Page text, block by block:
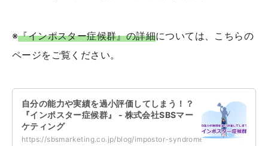
※『インポスター症候群』の詳細については、こちらの
ページをご覧ください。
自分の能力や実績を過小評価してしまう！？
『インポスター症候群』 - 株式会社SBSマー
ケティング
https://sbsmarketing.co.jp/blog/impostor-syndrome-2024-06/